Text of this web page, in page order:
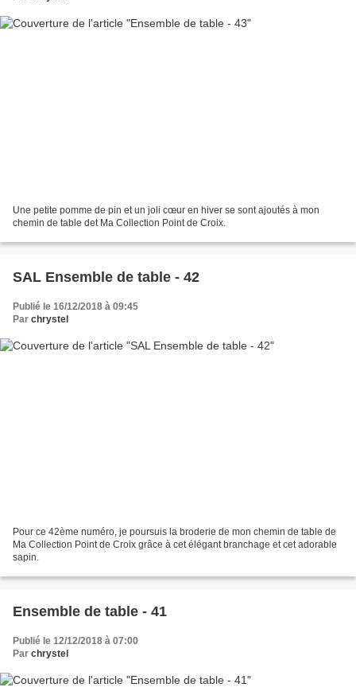
Une petite pomme de pin et un joli cœur en hiver se sont ajoutés à mon
chemin de table det Ma Collection Point de Croix.
SAL Ensemble de table - 42
Publié le 16/12/2018 à 09:45
Par chrystel
Pour ce 42ème numéro, je poursuis la broderie de mon chemin de table de
Ma Collection Point de Croix grâce à cet élégant branchage et cet adorable
sapin.
Ensemble de table - 41
Publié le 12/12/2018 à 07:00
Par chrystel